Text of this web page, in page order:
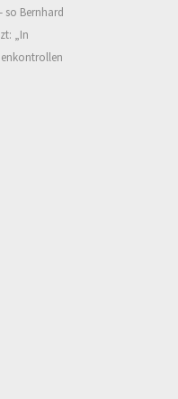
so Bernhard
„In